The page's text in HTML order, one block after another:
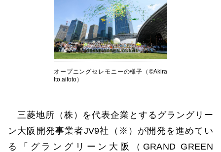
オープニングセレモニーの様子（©Akira
Ito.aifoto）
三菱地所（株）を代表企業とするグラングリー
ン大阪開発事業者JV9社（※）が開発を進めてい
る「グラングリーン大阪（GRAND GREEN